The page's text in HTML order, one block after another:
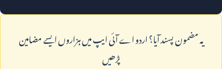
يہ مضمون پسند آيا؟ اردو اے آئی ايپ ميں ہزاروں ايسے مضامين
پڑھيں